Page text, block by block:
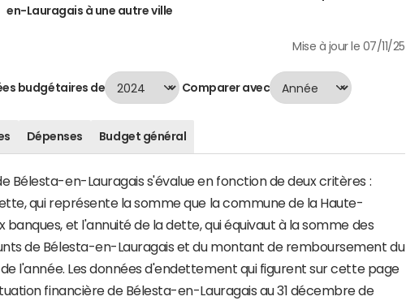
en-Lauragais à une autre ville
Mise à jour le 07/11/25
budgétaires de Comparer avec
Dépenses Budget général
Bélesta-en-Lauragais s'évalue en fonction de deux critères :
qui représente la somme que la commune de la Haute-
banques, et l'annuité de la dette, qui équivaut à la somme des
de Bélesta-en-Lauragais et du montant de remboursement du
l'année. Les données d'endettement qui figurent sur cette page
financière de Bélesta-en-Lauragais au 31 décembre de